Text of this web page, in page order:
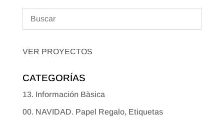
VER PROYECTOS
CATEGORÍAS
13. Información Bàsica
00. NAVIDAD. Papel Regalo, Etiquetas